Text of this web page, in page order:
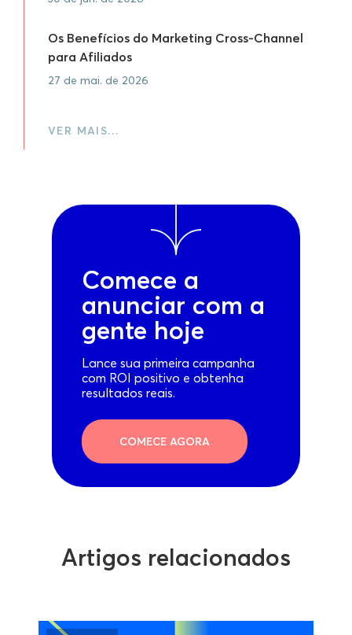
Os Benefícios do Marketing Cross-Channel
para Afiliados
27 de mai. de 2026
VER MAIS…
Comece a
anunciar com a
gente hoje
Lance sua primeira campanha
com ROI positivo e obtenha
resultados reais.
COMECE AGORA
Artigos relacionados